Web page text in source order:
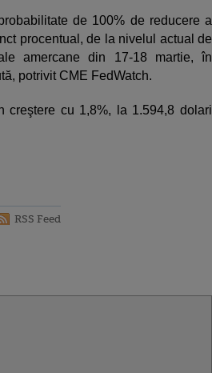
de 100% de reducere a
procentual, de la nivelul actual de
amercane din 17-18 martie, în
potrivit CME FedWatch.
creştere cu 1,8%, la 1.594,8 dolari
RSS Feed